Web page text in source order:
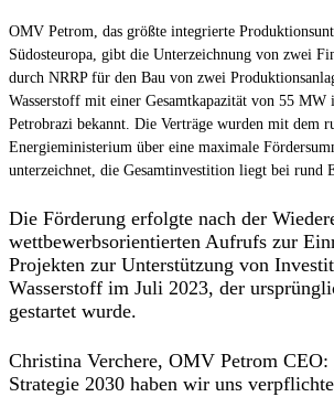
OMV Petrom, das größte integrierte
Südosteuropa, gibt die Unterzeichnung von zwei
durch NRRP für den Bau von zwei
Wasserstoff mit einer Gesamtkapazität von 55
Petrobrazi bekannt. Die Verträge wurden mit dem
Energieministerium über eine maximale
unterzeichnet, die Gesamtinvestition liegt bei rund
Die Förderung erfolgte nach der
wettbewerbsorientierten Aufrufs zur
Projekten zur Unterstützung von
Wasserstoff im Juli 2023, der
gestartet wurde.
Christina Verchere, OMV Petrom CEO:
Strategie 2030 haben wir uns